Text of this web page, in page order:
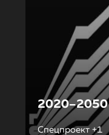
2020–2050
Спецпроект +1